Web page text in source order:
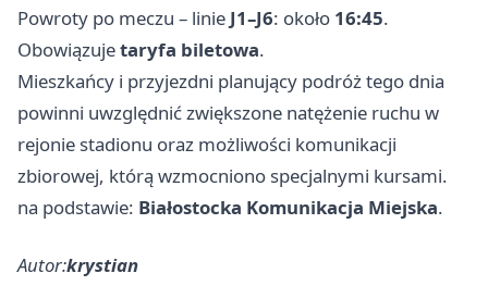
Powroty po meczu – linie J1–J6: około 16:45.
Obowiązujetaryfa biletowa.
Mieszkańcy i przyjezdni planujący podróż tego dnia
powinni uwzględnić zwiększone natężenie ruchu w
rejonie stadionu oraz możliwości komunikacji
zbiorowej, którą wzmocniono specjalnymi kursami.
na podstawie: Białostocka Komunikacja Miejska.
Autor:krystian